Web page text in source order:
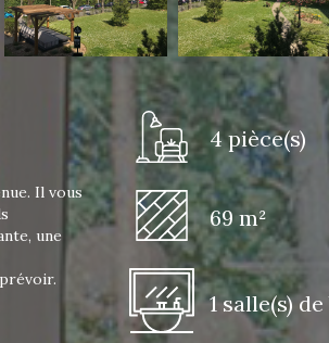
Il vous
une
4 pièce(s)
69 m²
1 salle(s)